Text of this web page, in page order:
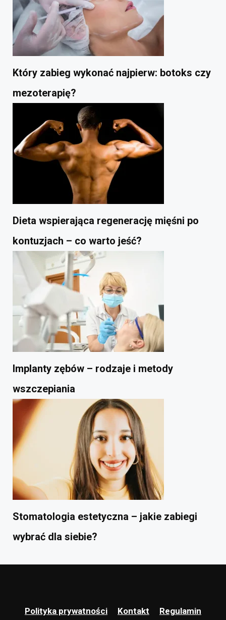
Który zabieg wykonać najpierw: botoks czy
mezoterapię?
Dieta wspierająca regenerację mięśni po
kontuzjach – co warto jeść?
Implanty zębów – rodzaje i metody
wszczepiania
Stomatologia estetyczna – jakie zabiegi
wybrać dla siebie?
Polityka prywatności Kontakt Regulamin